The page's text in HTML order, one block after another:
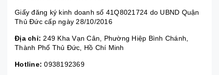
Giấy đăng ký kinh doanh số 41Q8021724 do UBND Quận
Thủ Đức cấp ngày 28/10/2016
Địa chỉ: 249 Kha Vạn Cân, Phường Hiệp Bình Chánh,
Thành Phố Thủ Đức, Hồ Chí Minh
Hotline: 0938192369